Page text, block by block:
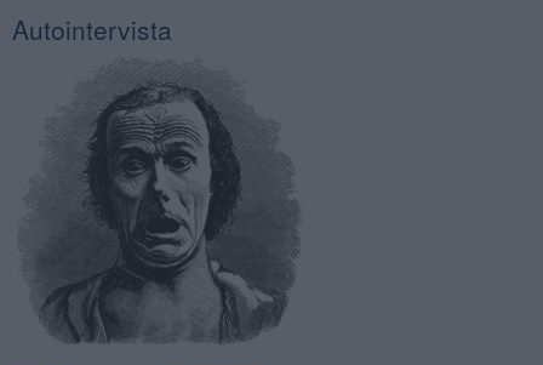
Autointervista